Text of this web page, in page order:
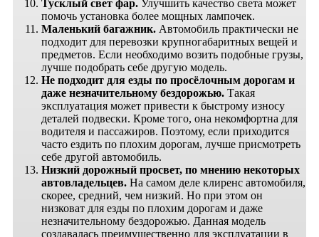
Тусклый свет фар. Улучшить качество света может
помочь установка более мощных лампочек.
Маленький багажник. Автомобиль практически не
подходит для перевозки крупногабаритных вещей и
предметов. Если необходимо возить подобные грузы,
лучше подобрать себе другую модель.
Не подходит для езды по просёлочным дорогам и
даже незначительному бездорожью. Такая
эксплуатация может привести к быстрому износу
деталей подвески. Кроме того, она некомфортна для
водителя и пассажиров. Поэтому, если приходится
часто ездить по плохим дорогам, лучше присмотреть
себе другой автомобиль.
Низкий дорожный просвет, по мнению некоторых
автовладельцев. На самом деле клиренс автомобиля,
скорее, средний, чем низкий. Но при этом он
низковат для езды по плохим дорогам и даже
незначительному бездорожью. Данная модель
создавалась преимущественно для эксплуатации в